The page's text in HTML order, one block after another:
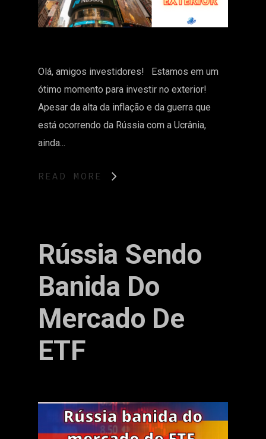
Olá, amigos investidores! Estamos em um
ótimo momento para investir no exterior!
Apesar da alta da inflação e da guerra que
está ocorrendo da Rússia com a Ucrânia,
ainda...
READ MORE
Rússia Sendo
Banida Do
Mercado De
ETF